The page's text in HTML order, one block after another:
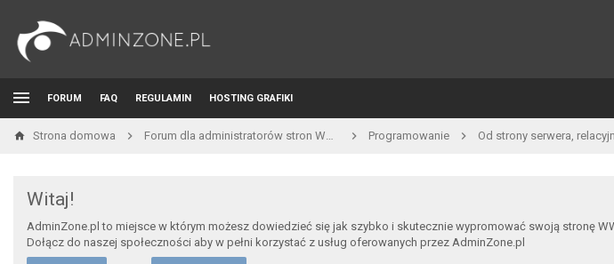
FORUM FAQ REGULAMIN HOSTING GRAFIKI
Strona domowa Forum dla administratorów stron WWW i developerów Programowanie
Witaj!
AdminZone.pl to miejsce w którym możesz dowiedzieć się jak szybko i skutecznie wypromować swoją stronę
Dołącz do naszej społeczności aby w pełni korzystać z usług oferowanych przez AdminZone.pl